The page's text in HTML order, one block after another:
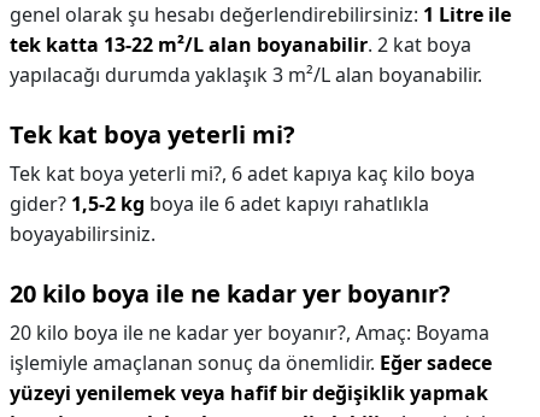
genel olarak şu hesabı değerlendirebilirsiniz: 1 Litre ile
tek katta 13-22 m²/L alan boyanabilir. 2 kat boya
yapılacağı durumda yaklaşık 3 m²/L alan boyanabilir.
Tek kat boya yeterli mi?
Tek kat boya yeterli mi?, 6 adet kapıya kaç kilo boya
gider? 1,5-2 kg boya ile 6 adet kapıyı rahatlıkla
boyayabilirsiniz.
20 kilo boya ile ne kadar yer boyanır?
20 kilo boya ile ne kadar yer boyanır?, Amaç: Boyama
işlemiyle amaçlanan sonuç da önemlidir. Eğer sadece
yüzeyi yenilemek veya hafif bir değişiklik yapmak